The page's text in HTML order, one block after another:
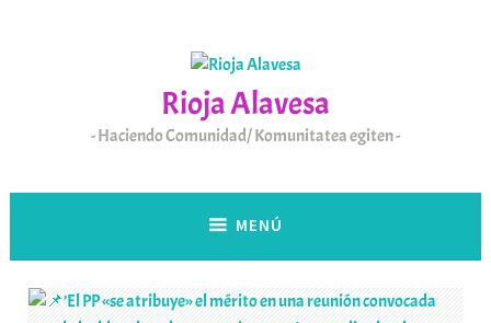
Rioja Alavesa
Haciendo Comunidad/ Komunitatea egiten
MENÚ